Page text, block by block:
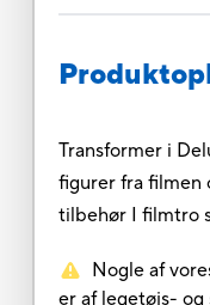
Transformer i
figurer fra filmen
tilbehør I filmtro
Nogle af
er af legetøjs-